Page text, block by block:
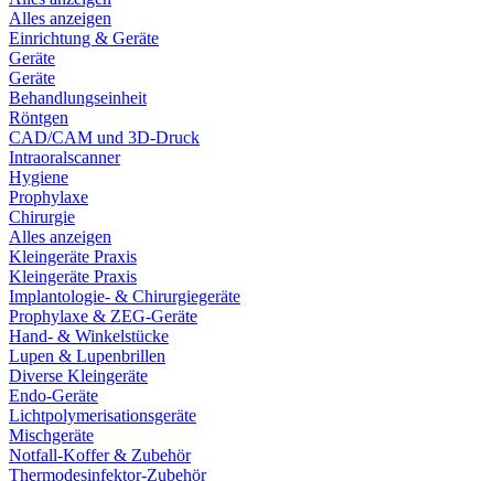
Alles anzeigen
Einrichtung & Geräte
Geräte
Geräte
Behandlungseinheit
Röntgen
CAD/CAM und 3D-Druck
Intraoralscanner
Hygiene
Prophylaxe
Chirurgie
Alles anzeigen
Kleingeräte Praxis
Kleingeräte Praxis
Implantologie- & Chirurgiegeräte
Prophylaxe & ZEG-Geräte
Hand- & Winkelstücke
Lupen & Lupenbrillen
Diverse Kleingeräte
Endo-Geräte
Lichtpolymerisationsgeräte
Mischgeräte
Notfall-Koffer & Zubehör
Thermodesinfektor-Zubehör